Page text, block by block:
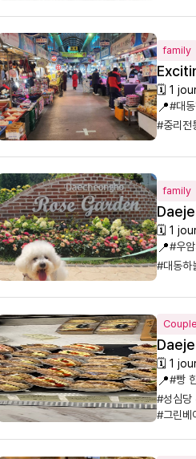
family
🗓 1
📍#대
#중리
family
🗓 1
📍#우
#대동
Couple
🗓 1
📍#빵
#성심
#그린베